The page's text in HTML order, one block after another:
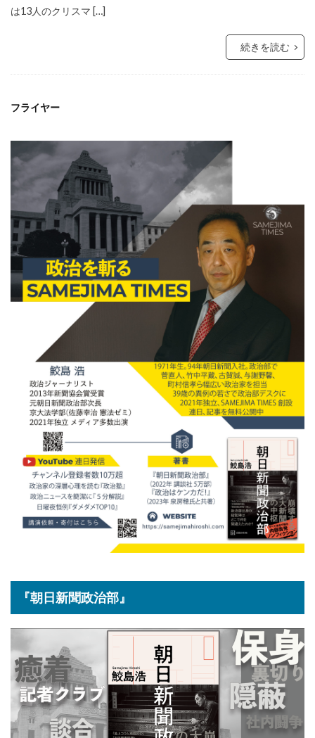
は13人のクリスマ […]
続きを読む
フライヤー
『朝日新聞政治部』